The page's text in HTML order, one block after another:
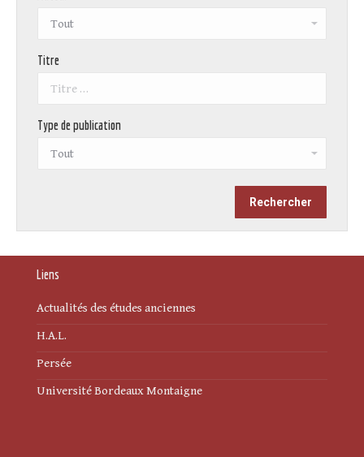
Titre
Type de publication
Liens
Actualités des études anciennes
H.A.L.
Persée
Université Bordeaux Montaigne